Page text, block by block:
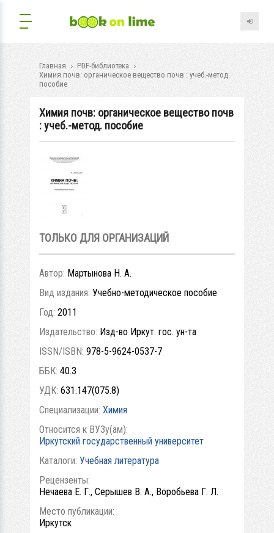
Главная
PDF-библиотека
Химия почв: органическое вещество почв : учеб.-метод.
пособие
Химия почв: органическое вещество почв
: учеб.-метод. пособие
ТОЛЬКО ДЛЯ ОРГАНИЗАЦИЙ
Автор: Мартынова Н. А.
Вид издания: Учебно-методическое пособие
Год: 2011
Издательство: Изд-во Иркут. гос. ун-та
ISSN/ISBN: 978-5-9624-0537-7
ББК: 40.3
УДК: 631.147(075.8)
Специализации: Химия
Относится к ВУЗу(ам):
Иркутский государственный университет
Каталоги: Учебная литература
Рецензенты:
Нечаева Е. Г., Серышев В. А., Воробьева Г. Л.
Место публикации:
Иркутск